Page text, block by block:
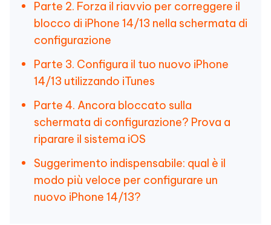
Parte 2. Forza il riavvio per correggere il
blocco di iPhone 14/13 nella schermata di
configurazione
Parte 3. Configura il tuo nuovo iPhone
14/13 utilizzando iTunes
Parte 4. Ancora bloccato sulla
schermata di configurazione? Prova a
riparare il sistema iOS
Suggerimento indispensabile: qual è il
modo più veloce per configurare un
nuovo iPhone 14/13?